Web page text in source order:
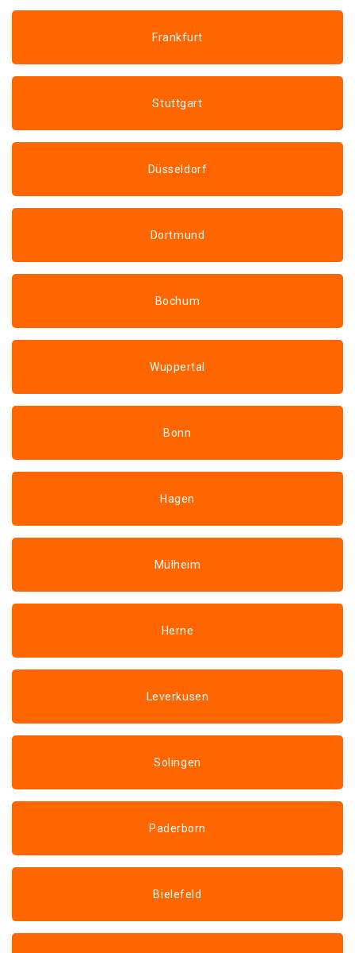
Frankfurt
Stuttgart
Düsseldorf
Dortmund
Bochum
Wuppertal
Bonn
Hagen
Mülheim
Herne
Leverkusen
Solingen
Paderborn
Bielefeld